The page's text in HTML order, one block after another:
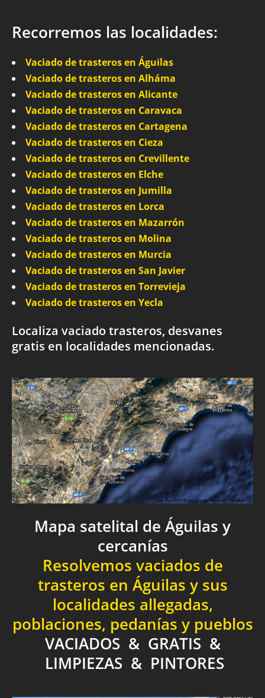
Recorremos las localidades:
Vaciado de trasteros en Águilas
Vaciado de trasteros en Alháma
Vaciado de trasteros en Alicante
Vaciado de trasteros en Caravaca
Vaciado de trasteros en Cartagena
Vaciado de trasteros en Cieza
Vaciado de trasteros en Crevillente
Vaciado de trasteros en Elche
Vaciado de trasteros en Jumilla
Vaciado de trasteros en Lorca
Vaciado de trasteros en Mazarrón
Vaciado de trasteros en Molina
Vaciado de trasteros en Murcia
Vaciado de trasteros en San Javier
Vaciado de trasteros en Torrevieja
Vaciado de trasteros en Yecla
Localiza vaciado trasteros, desvanes
gratis en localidades mencionadas.
Mapa satelital de Águilas y
cercanías
Resolvemos vaciados de
trasteros en Águilas y sus
localidades allegadas,
poblaciones, pedanías y pueblos
VACIADOS & GRATIS &
LIMPIEZAS & PINTORES